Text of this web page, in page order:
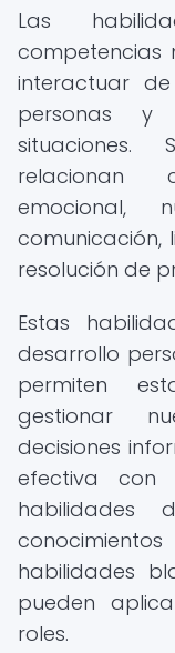
Las
competencias
interactuar
personas y
relacionan
emocional,
comunicación,
resolución de
Estas
desarrollo
permiten
gestionar
decisiones
efectiva con
habilidades
habilidades
pueden
roles.